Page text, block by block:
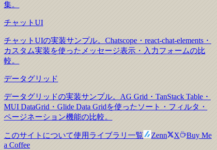
集。
チャットUI
チャットUIの実装サンプル。Chatscope・react-chat-elements・
カスタム実装を使ったメッセージ表示・入力フォームの比
較。
データグリッド
データグリッドの実装サンプル。AG Grid・TanStack Table・
MUI DataGrid・Glide Data Gridを使ったソート・フィルタ・
ページネーション機能の比較。
このサイトについて使用ライブラリ一覧 Zenn X
Buy Me
a Coffee